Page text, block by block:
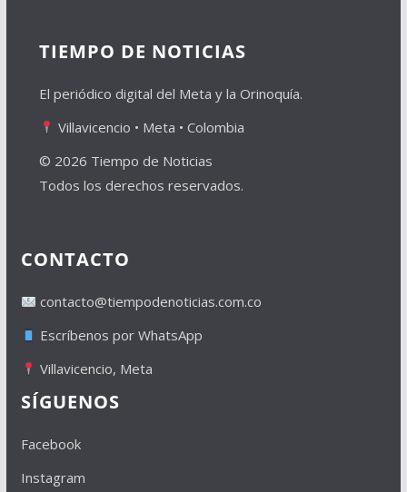
TIEMPO DE NOTICIAS
El periódico digital del Meta y la Orinoquía.
Villavicencio • Meta • Colombia
© 2026 Tiempo de Noticias
Todos los derechos reservados.
CONTACTO
contacto@tiempodenoticias.com.co
Escríbenos por WhatsApp
Villavicencio, Meta
SÍGUENOS
Facebook
Instagram